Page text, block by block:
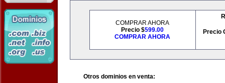
COMPRAR AHORA
Precio $599.00
COMPRAR AHORA
Precio
Otros dominios en venta: